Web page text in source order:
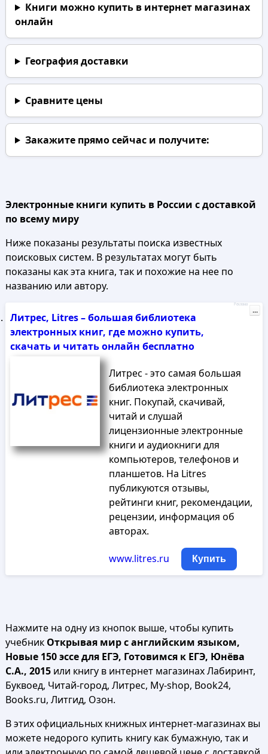
Книги можно купить в интернет магазинах
онлайн
География доставки
Сравните цены
Закажите прямо сейчаси получите:
Электронные книги купить в России с доставкой
по всему миру
Ниже показаны результаты поиска известных
поисковых систем. В результатах могут быть
показаны как эта книга, так и похожие на нее по
названию или автору.
Литрес, Litres – большая библиотека
электронных книг, где можно купить,
скачать и читать онлайн бесплатно
Литрес - это самая большая
библиотека электронных
книг. Покупай, скачивай,
читай и слушай
лицензионные электронные
книги и аудиокниги для
компьютеров, телефонов и
планшетов. На Litres
публикуются отзывы,
рейтинги книг, рекомендации,
рецензии, информация об
авторах.
www.litres.ru Купить
Реклама
...
Нажмите на одну из кнопок выше, чтобы купить
учебник Открывая мир с английским языком,
Новые 150 эссе для ЕГЭ, Готовимся к ЕГЭ, Юнёва
С.А., 2015или книгу в интернет магазинах Лабиринт,
Буквоед, Читай-город, Литрес, My-shop, Book24,
Books.ru, Литгид, Озон.
В этих официальных книжных интернет-магазинах вы
можете недорого купить книгу как бумажную, так и